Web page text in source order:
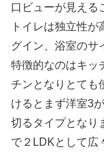
口ビューが見える
トイレは独立性
グイン、浴室のサ
特徴的なのはキッ
チンとなりとても
けるとまず洋室3
切るタイプとなり
で２LDKとして広